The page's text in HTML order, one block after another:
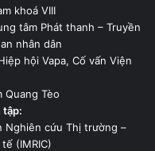
khoá VIII
tâm Phát thanh – Truyền
nhân dân
hội Vapa, Cố vấn Viện
Quang Tèo
tập:
Nghiên cứu Thị trường –
(IMRIC)